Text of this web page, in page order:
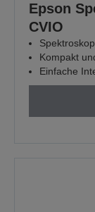
Epson
CVIO
Kompakt
Einfache